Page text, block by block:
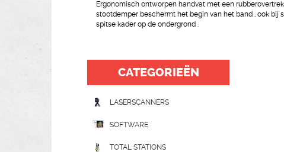
Ergonomisch ontworpen handvat met een
stootdemper beschermt het begin van het band , ook bij
spitse kader op de ondergrond .
CATEGORIEËN
LASERSCANNERS
SOFTWARE
TOTAL STATIONS